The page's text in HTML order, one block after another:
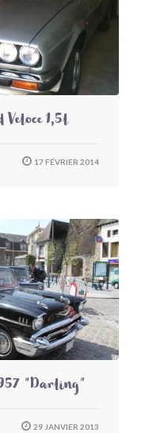
Veloce 1,5l
17 FÉVRIER 2014
"Darling"
29 JANVIER 2013